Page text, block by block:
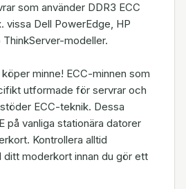
som använder DDR3 ECC
vissa Dell PowerEdge, HP
modeller.
minne! ECC-minnen som
utformade för servrar och
ECC-teknik. Dessa
på vanliga stationära datorer
Kontrollera alltid
moderkort innan du gör ett